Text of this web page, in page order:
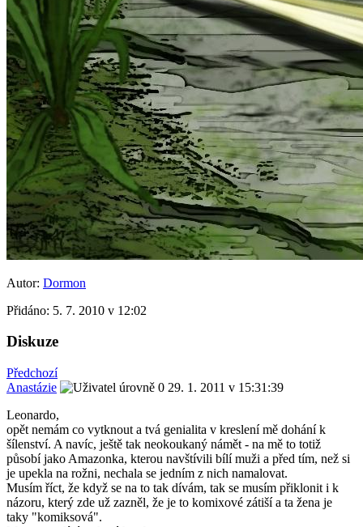
Autor: Dormon
Přidáno: 5. 7. 2010 v 12:02
Diskuze
Předchozí
Anastázie
29. 1. 2011 v 15:31:39
Leonardo,
opět nemám co vytknout a tvá genialita v kreslení mě dohání k
šílenství. A navíc, ještě tak neokoukaný námět - na mě to totiž
působí jako Amazonka, kterou navštívili bílí muži a před tím, než si
je upekla na rožni, nechala se jedním z nich namalovat.
Musím říct, že když se na to tak dívám, tak se musím přiklonit i k
názoru, který zde už zazněl, že je to komixové zátiší a ta žena je
taky "komiksová".